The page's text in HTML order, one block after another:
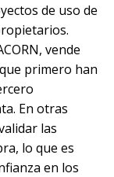
de uso de
vende
primero han
En otras
las
lo que es
en los